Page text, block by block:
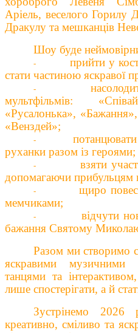
Аріель, веселого Горилу
Дракулу та мешканців
Шоу буде
-
прийти у
стати частиною яскравої
-
мультфільмів:
«Русалонька»,
«Венздей»;
-
потанцювати
руханки разом із героями;
-
взяти
допомагаючи прибульцям
- щиро
мемчиками;
- відчути
бажання Святому Микола
Разом ми створимо
яскравими музичними
танцями та
лише спостерігати, а й
Зустрінемо
креативно, сміливо та